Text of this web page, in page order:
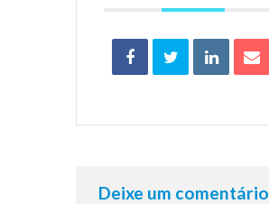
Deixe um comentário